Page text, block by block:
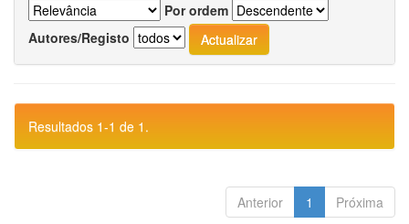
Por ordem
Autores/Registo
Resultados 1-1 de 1.
Anterior 1 Próxima